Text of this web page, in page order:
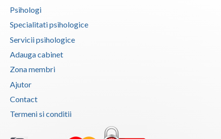
Psihologi
Specialitati psihologice
Servicii psihologice
Adauga cabinet
Zona membri
Ajutor
Contact
Termeni si conditii